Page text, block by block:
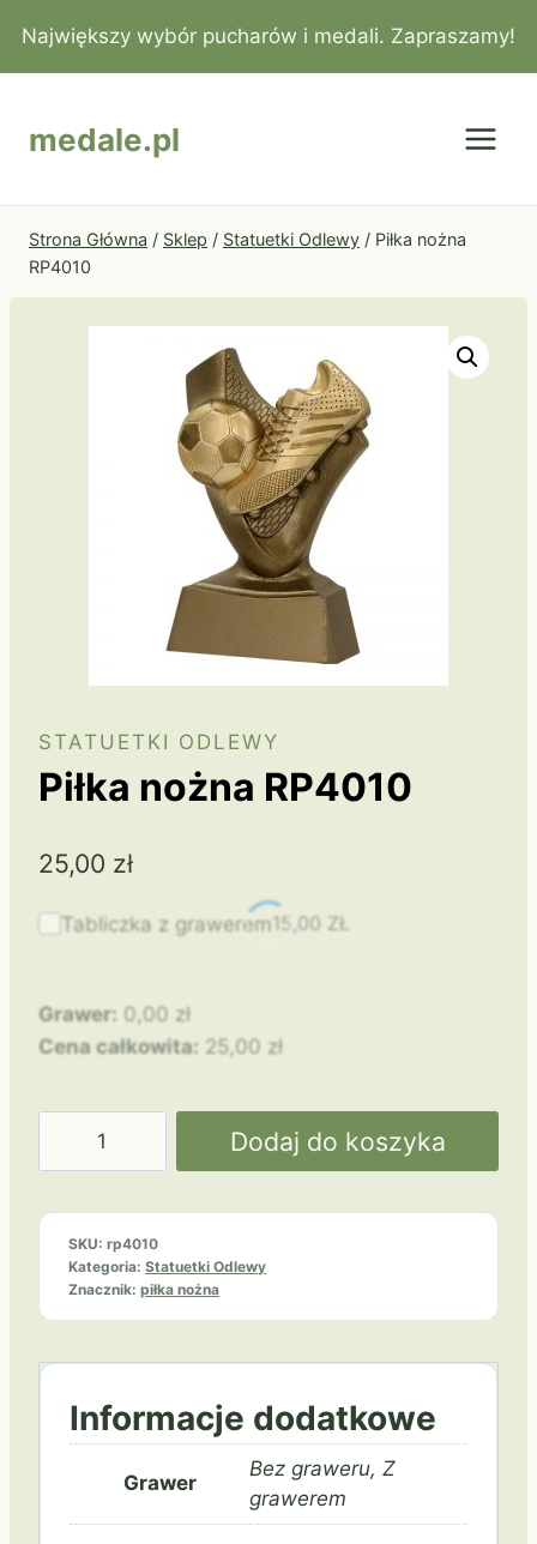
do
treści
Największy wybór pucharów i medali. Zapraszamy!
medale.pl
Strona Główna / Sklep / Statuetki Odlewy / Piłka nożna
RP4010
STATUETKI ODLEWY
Piłka nożna RP4010
25,00 zł
Tabliczka z grawerem15,00 ZŁ
Grawer: 0,00 zł
Cena całkowita: 25,00 zł
RP4010
Dodaj do koszyka
SKU: rp4010
Kategoria: Statuetki Odlewy
Znacznik: piłka nożna
Informacje dodatkowe
Grawer
Bez graweru, Z
grawerem